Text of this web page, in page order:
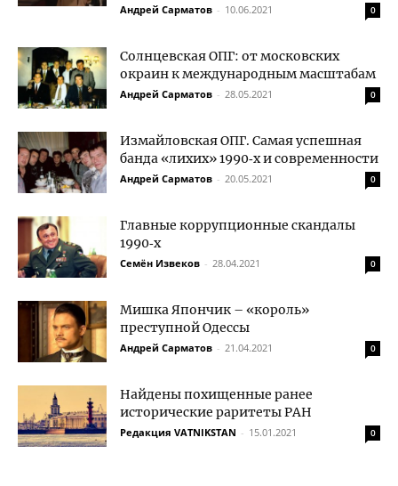
Андрей Сарматов - 10.06.2021 0
Солнцевская ОПГ: от московских
окраин к международным масштабам
Андрей Сарматов - 28.05.2021 0
Измайловская ОПГ. Самая успешная
банда «лихих» 1990‑х и современности
Андрей Сарматов - 20.05.2021 0
Главные коррупционные скандалы
1990‑х
Семён Извеков - 28.04.2021 0
Мишка Япончик – «король»
преступной Одессы
Андрей Сарматов - 21.04.2021 0
Найдены похищенные ранее
исторические раритеты РАН
Редакция VATNIKSTAN - 15.01.2021 0